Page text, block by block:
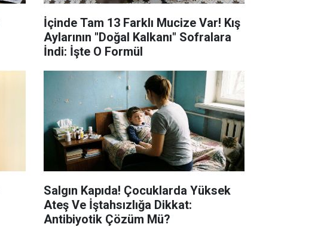
İçinde Tam 13 Farklı Mucize Var! Kış
Aylarının "Doğal Kalkanı" Sofralara
İndi: İşte O Formül
Salgın Kapıda! Çocuklarda Yüksek
Ateş Ve İştahsızlığa Dikkat:
Antibiyotik Çözüm Mü?